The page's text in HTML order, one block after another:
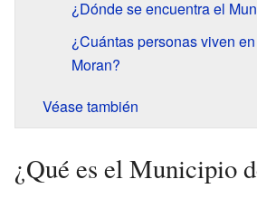
¿Dónde se encuentra el
¿Cuántas personas viven
Moran?
Véase también
¿Qué es el Municipio